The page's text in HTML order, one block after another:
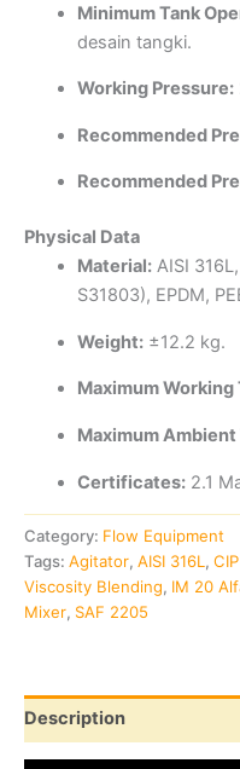
Minimum Tank
desain tangki.
Working Pressure:
Recommended
Recommended
Physical Data
Material:AISI
S31803), EPDM,
Weight:±12.2 kg.
Maximum
Maximum
Certificates:2.1
Category: Flow Equipment
Tags: Agitator, AISI 316L ,
Viscosity Blending, IM 20
Mixer, SAF 2205
Description